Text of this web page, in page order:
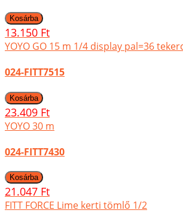
13.150 Ft
YOYO GO 15 m 1/4 display pal=36
024-FITT7515
23.409 Ft
YOYO 30 m
024-FITT7430
21.047 Ft
FITT FORCE Lime kerti tömlő 1/2